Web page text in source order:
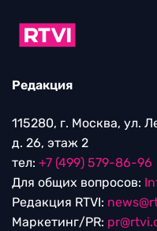
Редакция
115280, г. Москва, ул.
д. 26, этаж 2
тел: +7 (499) 579-86-96
Для общих вопросов:
Редакция RTVI:
Маркетинг/PR: